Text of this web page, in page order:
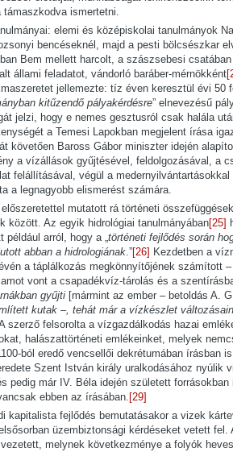
támaszkodva ismertetni.
elemi és középiskolai tanulmányok
bencéseknél, majd a pesti bölcsészkar
Bem mellett harcolt, a szászsebesi
állami feladatot, vándorló baráber-mérnökként
jellemezte: tíz éven keresztül évi 50
kitűzendő pályakérdésre” elnevezésű
jelzi, hogy e nemes gesztusról csak halála
a Temesi Lapokban megjelent írása
követően Baross Gábor miniszter idején
a vízállások gyűjtésével, feldolgozásával, a
felállításával, végül a
a legnagyobb elismerést számára.
mutatott rá történeti
között. Az egyik hidrológiai tanulmányában[25]
például arról, hogy a „történeti fejlődés során
abban a hidrologiának.”[26] Kezdetben a
a táplálkozás megkönnyítőjének számított
vont a csapadékvíz-tárolás és a
gyűjti [mármint az ember – betoldás A.
kutak –, tehát már a vízkészlet
szerző felsorolta a vízgazdálkodás hazai
halászattörténeti emlékeinket, melyek
ból eredő vencsellői dekrétumában írásban
Szent István király uralkodásához nyúlik
pedig már IV. Béla idején született
ebben az írásában. [29]
kapitalista fejlődés bemutatásakor a vizek
üzembiztonsági kérdéseket vetett fel.
melynek következménye a folyók